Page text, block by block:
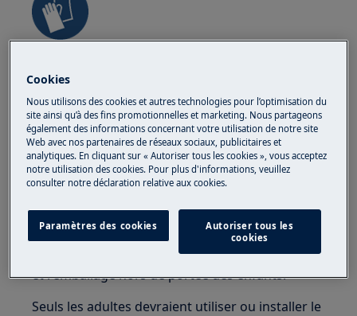
des travaux de maintenance ou de réparation
impliquant des courroies.
Petites pièces non destinées aux enfants de
moins de 3 ans. Gardez toutes les petites pièces
et l'emballage hors de portée des enfants.
Seuls les adultes devraient utiliser ou installer le
Cookies
Nous utilisons des cookies et autres technologies pour l’optimisation du
site ainsi qu’à des fins promotionnelles et marketing. Nous partageons
également des informations concernant votre utilisation de notre site
Web avec nos partenaires de réseaux sociaux, publicitaires et
analytiques. En cliquant sur « Autoriser tous les cookies », vous acceptez
notre utilisation des cookies. Pour plus d'informations, veuillez
consulter notre déclaration relative aux cookies.
Paramètres des cookies
Autoriser tous les
cookies